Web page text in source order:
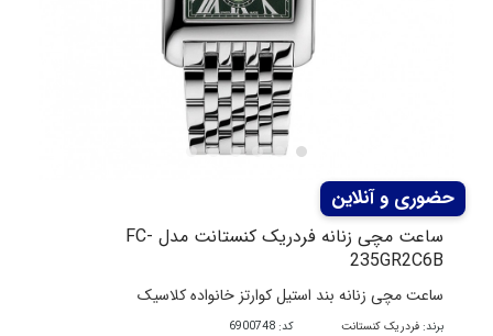
ساعت مچی زنانه فردریک کنستانت مدل FC-
235GR2C6B
ساعت مچی زنانه بند استیل کوارتز خانواده کلاسیک
برند: فردریک کنستانت کد: 6900748